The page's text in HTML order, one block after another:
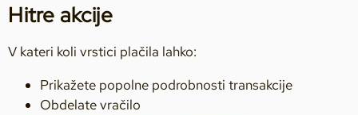
Hitre akcije
V kateri koli vrstici plačila lahko:
Prikažete popolne podrobnosti transakcije
Obdelate vračilo